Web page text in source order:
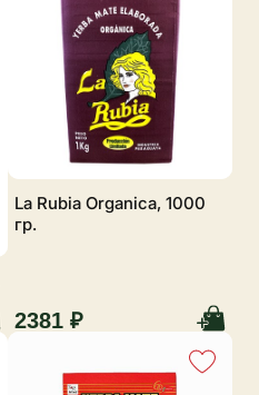
La Rubia Organica, 1000
гр.
2381 ₽